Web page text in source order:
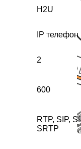
H2U
IP телефон
2
600
RTP, SIP,
SRTP